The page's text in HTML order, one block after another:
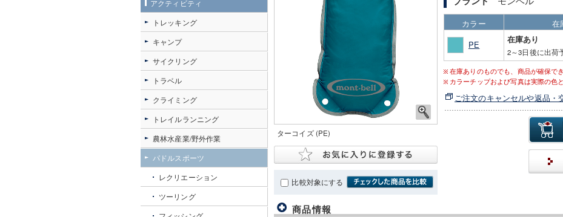
ターコイズ (PE)
比較対象にする
カラー 在
PE
在庫あり
2～3日後に出荷
在庫ありのものでも、商品が確保で
カラーチップおよび写真は実際の色
ご注文のキャンセルや返品・
商品情報
アクティビティ
トレッキング
キャンプ
サイクリング
トラベル
クライミング
トレイルランニング
農林水産業/野外作業
パドルスポーツ
レクリエーション
ツーリング